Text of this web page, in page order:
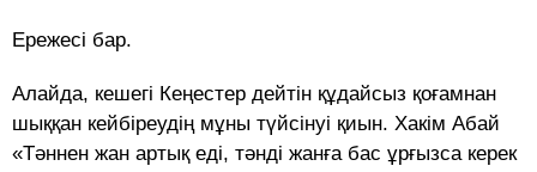
Ережесі бар.
Алайда, кешегі Кеңестер дейтін құдайсыз қоғамнан
шыққан кейбіреудің мұны түйсінуі қиын. Хакім Абай
«Тәннен жан артық еді, тәнді жанға бас ұрғызса керек